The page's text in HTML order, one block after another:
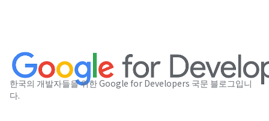
한국의 개발자들을 위한 Google for Developers 국문 블로그입니
다.